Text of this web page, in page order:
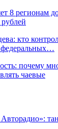
8 регионам
кто
почему
чаевые